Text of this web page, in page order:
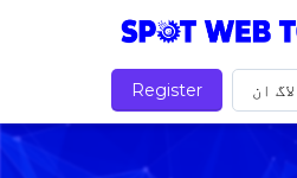
لاگ ان Register